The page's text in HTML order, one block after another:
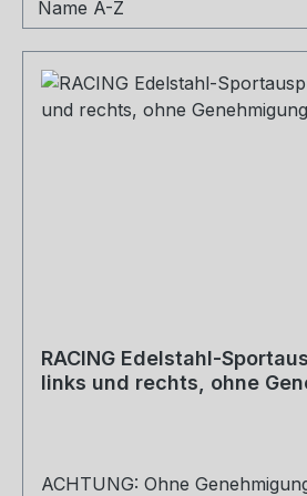
RACING Edelstahl-
links und rechts, ohne
ACHTUNG: Ohne